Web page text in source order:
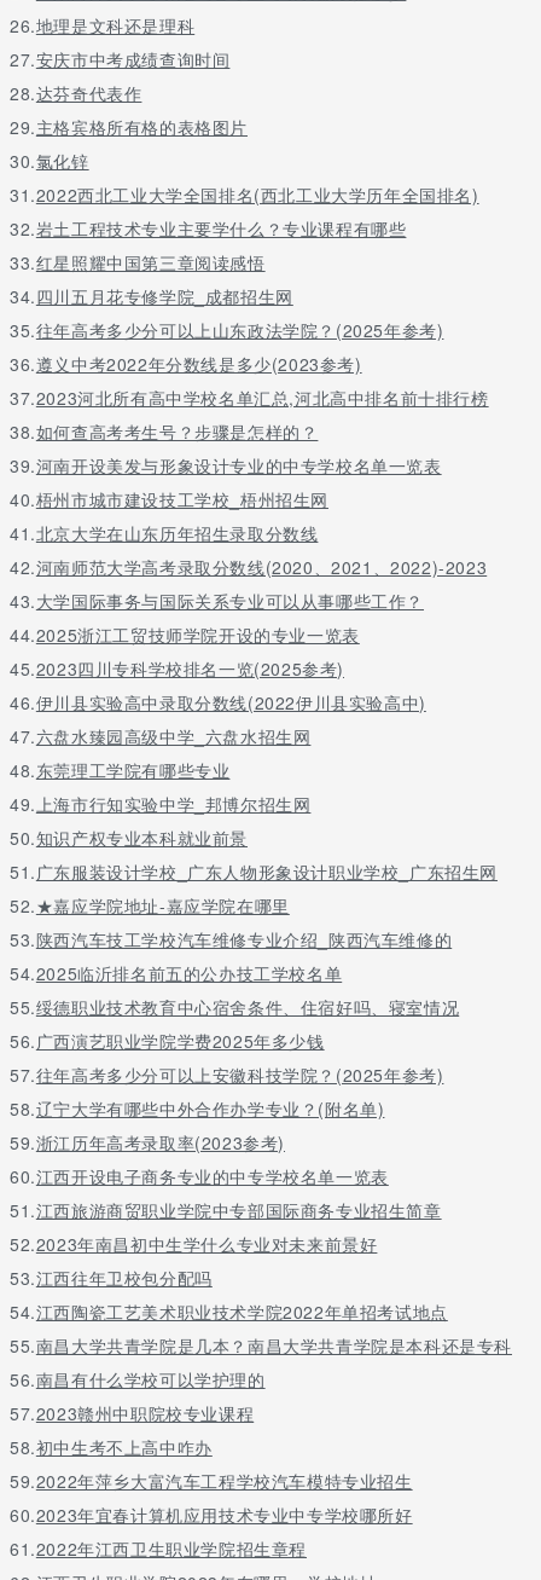
26.地理是文科还是理科
27.安庆市中考成绩查询时间
28.达芬奇代表作
29.主格宾格所有格的表格图片
30.氯化锌
31.2022西北工业大学全国排名(西北工业大学历年全国排名)
32.岩土工程技术专业主要学什么？专业课程有哪些
33.红星照耀中国第三章阅读感悟
34.四川五月花专修学院_成都招生网
35.往年高考多少分可以上山东政法学院？(2025年参考)
36.遵义中考2022年分数线是多少(2023参考)
37.2023河北所有高中学校名单汇总,河北高中排名前十排行榜
38.如何查高考考生号？步骤是怎样的？
39.河南开设美发与形象设计专业的中专学校名单一览表
40.梧州市城市建设技工学校_梧州招生网
41.北京大学在山东历年招生录取分数线
42.河南师范大学高考录取分数线(2020、2021、2022)-2023
43.大学国际事务与国际关系专业可以从事哪些工作？
44.2025浙江工贸技师学院开设的专业一览表
45.2023四川专科学校排名一览(2025参考)
46.伊川县实验高中录取分数线(2022伊川县实验高中)
47.六盘水臻园高级中学_六盘水招生网
48.东莞理工学院有哪些专业
49.上海市行知实验中学_邦博尔招生网
50.知识产权专业本科就业前景
51.广东服装设计学校_广东人物形象设计职业学校_广东招生网
52.★嘉应学院地址-嘉应学院在哪里
53.陕西汽车技工学校汽车维修专业介绍_陕西汽车维修的
54.2025临沂排名前五的公办技工学校名单
55.绥德职业技术教育中心宿舍条件、住宿好吗、寝室情况
56.广西演艺职业学院学费2025年多少钱
57.往年高考多少分可以上安徽科技学院？(2025年参考)
58.辽宁大学有哪些中外合作办学专业？(附名单)
59.浙江历年高考录取率(2023参考)
60.江西开设电子商务专业的中专学校名单一览表
51.江西旅游商贸职业学院中专部国际商务专业招生简章
52.2023年南昌初中生学什么专业对未来前景好
53.江西往年卫校包分配吗
54.江西陶瓷工艺美术职业技术学院2022年单招考试地点
55.南昌大学共青学院是几本？南昌大学共青学院是本科还是专科
56.南昌有什么学校可以学护理的
57.2023赣州中职院校专业课程
58.初中生考不上高中咋办
59.2022年萍乡大富汽车工程学校汽车模特专业招生
60.2023年宜春计算机应用技术专业中专学校哪所好
61.2022年江西卫生职业学院招生章程